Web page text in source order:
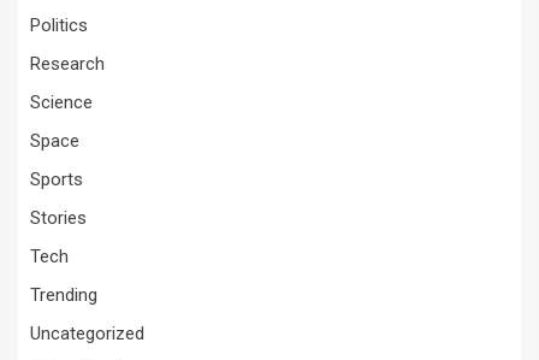
Politics
Research
Science
Space
Sports
Stories
Tech
Trending
Uncategorized